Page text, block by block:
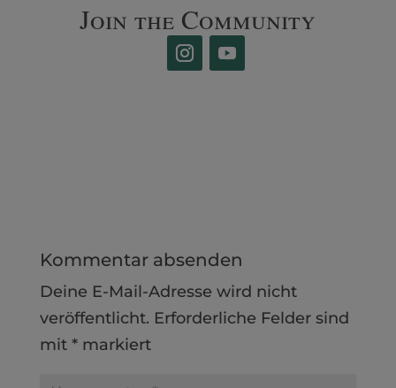
Join the Community
Kommentar absenden
Deine E-Mail-Adresse wird nicht
veröffentlicht. Erforderliche Felder sind
mit *markiert